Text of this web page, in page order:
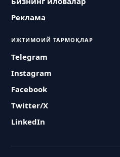
Реклама
ИЖТИМОИЙ ТАРМОҚЛАР
Telegram
Instagram
Facebook
Twitter/X
LinkedIn